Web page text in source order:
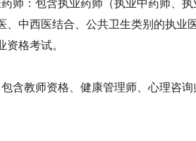
：包含执业药师（执业中药师、执
、中西医结合、公共卫生类别的执
资格考试。
教师资格、健康管理师、心理咨询